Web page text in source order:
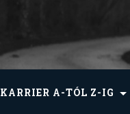
KARRIER A-TÓL Z-IG